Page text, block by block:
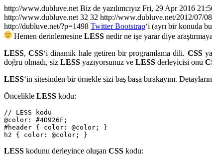
http://www.dubluve.net Biz de yazılımcıyız Fri, 29 Apr 2016
http://www.dubluve.net 32 32 http://www.dubluve.net/2012/07/
http://dubluve.net/?p=1498 Twitter Bootstrap‘i (ayrı bir konuda
Hemen derinlemesine LESS nedir ne işe yarar diye
LESS,CSS‘i dinamik hale getiren bir programlama dili. CSS
doğru olmadı, siz LESS yazıyorsunuz ve LESS derleyicisi onu
LESS‘in sitesinden bir örnekle sizi baş başa bırakayım.
Öncelikle LESS kodu:
// LESS kodu
@color: #4D926F;
#header { color: @color; }
h2 { color: @color; }
LESS kodunu derleyince oluşan CSS kodu: